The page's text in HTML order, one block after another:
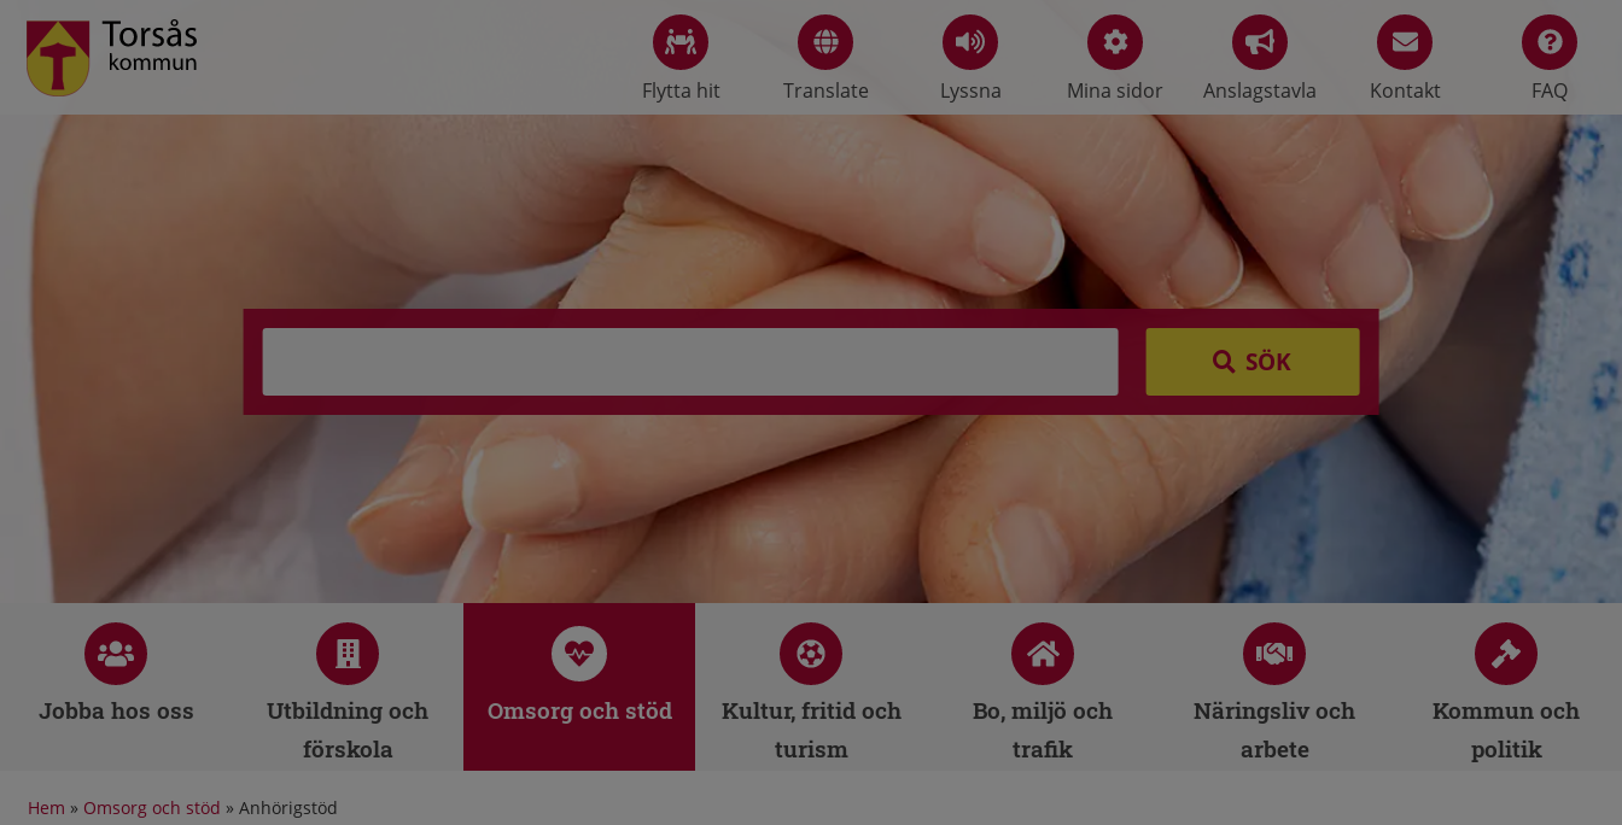
Flytta hit Translate Lyssna Mina sidor Anslagstavla Kontakt FAQ
SÖK
Jobba hos oss
Utbildning och
förskola
Omsorg och stöd
Kultur, fritid och
turism
Bo, miljö och
trafik
Näringsliv och
arbete
Kommun och
politik
Hem » Omsorg och stöd » Anhörigstöd